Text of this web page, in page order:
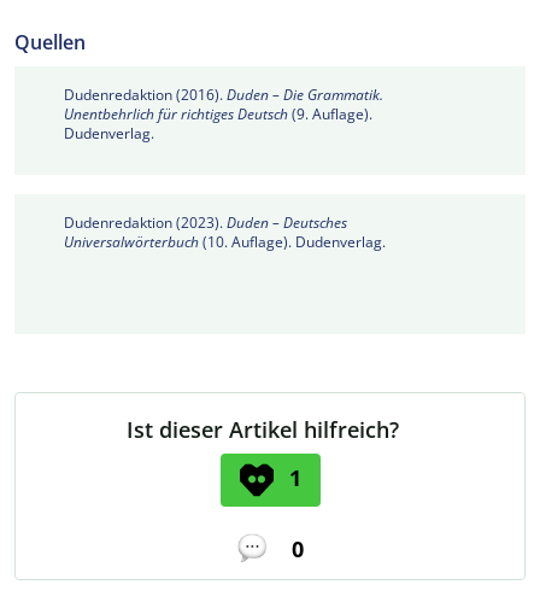
Quellen
Dudenredaktion (2016).Duden – Die Grammatik.
Unentbehrlich für richtiges Deutsch(9. Auflage).
Dudenverlag.
Dudenredaktion (2023).Duden – Deutsches
Universalwörterbuch(10. Auflage). Dudenverlag.
Ist dieser Artikel hilfreich?
1
0